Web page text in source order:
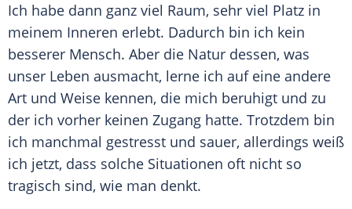
Ich habe dann ganz viel Raum, sehr viel Platz in
meinem Inneren erlebt. Dadurch bin ich kein
besserer Mensch. Aber die Natur dessen, was
unser Leben ausmacht, lerne ich auf eine andere
Art und Weise kennen, die mich beruhigt und zu
der ich vorher keinen Zugang hatte. Trotzdem bin
ich manchmal gestresst und sauer, allerdings weiß
ich jetzt, dass solche Situationen oft nicht so
tragisch sind, wie man denkt.